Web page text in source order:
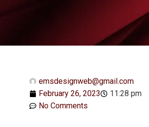
emsdesignweb@gmail.com
February 26, 2023
11:28 pm
No Comments